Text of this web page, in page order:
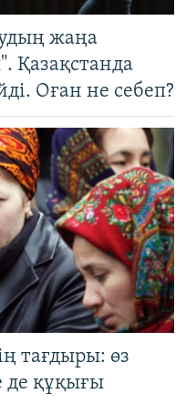
жаңа
Қазақстанда
Оған не себеп?
тағдыры: өз
де құқығы